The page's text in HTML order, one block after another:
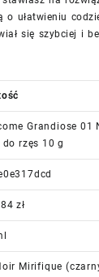
o ułatwieniu
się szybciej i
Grandiose
do rzęs 10 g
zł
Mirifique